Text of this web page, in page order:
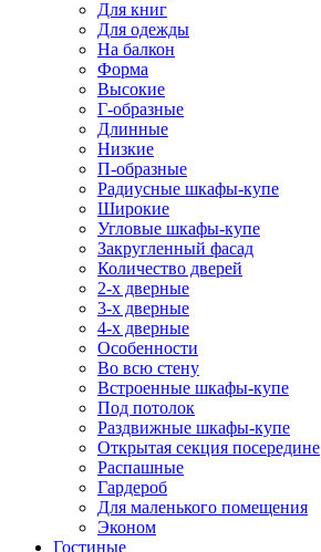
Для книг
Для одежды
На балкон
Форма
Высокие
Г-образные
Длинные
Низкие
П-образные
Радиусные шкафы-купе
Широкие
Угловые шкафы-купе
Закругленный фасад
Количество дверей
2-х дверные
3-х дверные
4-х дверные
Особенности
Во всю стену
Встроенные шкафы-купе
Под потолок
Раздвижные шкафы-купе
Открытая секция посередине
Распашные
Гардероб
Для маленького помещения
Эконом
Гостиные